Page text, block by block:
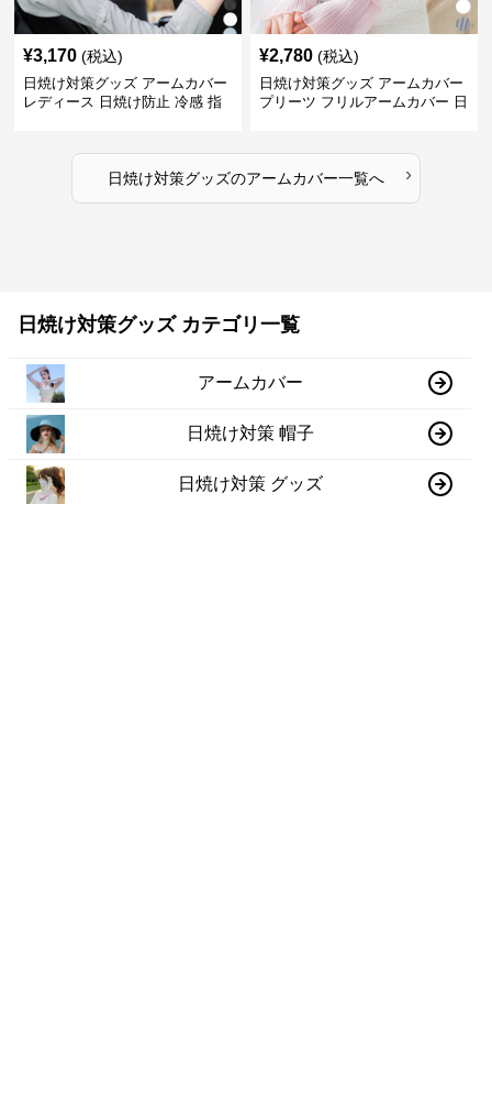
¥3,170 (税込)
日焼け対策グッズ アームカバー
レディース 日焼け防止 冷感 指
¥2,780 (税込)
日焼け対策グッズ アームカバー
プリーツ フリルアームカバー 日
日焼け対策グッズのアームカバー一覧へ ›
日焼け対策グッズ カテゴリ一覧
アームカバー
日焼け対策 帽子
日焼け対策 グッズ